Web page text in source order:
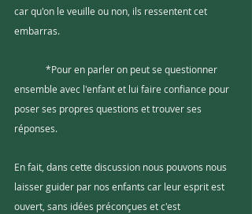
car qu'on le veuille ou non, ils ressentent cet
embarras.
ensemble avec l'enfant et lui faire confiance pour
poser ses propres questions et trouver ses
réponses.
En fait, dans cette discussion nous pouvons nous
laisser guider par nos enfants car leur esprit est
ouvert, sans idées préconçues et c'est